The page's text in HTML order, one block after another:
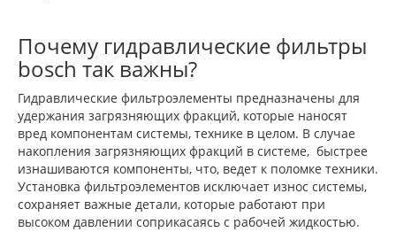
Почему гидравлические фильтры
bosch так важны?
Гидравлические фильтроэлементы предназначены для
удержания загрязняющих фракций, которые наносят
вред компонентам системы, технике в целом. В случае
накопления загрязняющих фракций в системе, быстрее
изнашиваются компоненты, что, ведет к поломке техники.
Установка фильтроэлементов исключает износ системы,
сохраняет важные детали, которые работают при
высоком давлении соприкасаясь с рабочей жидкостью.